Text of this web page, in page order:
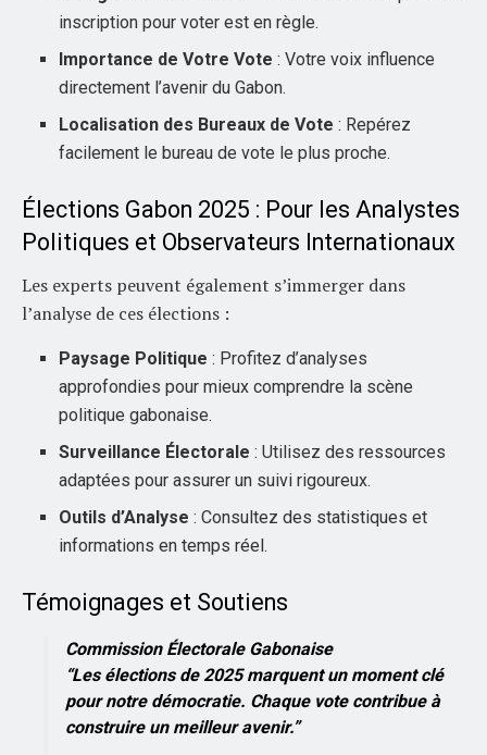
inscription pour voter est en règle.
Importance de Votre Vote : Votre voix influence
directement l’avenir du Gabon.
Localisation des Bureaux de Vote : Repérez
facilement le bureau de vote le plus proche.
Élections Gabon 2025 : Pour les Analystes
Politiques et Observateurs Internationaux
Les experts peuvent également s’immerger dans
l’analyse de ces élections :
Paysage Politique : Profitez d’analyses
approfondies pour mieux comprendre la scène
politique gabonaise.
Surveillance Électorale : Utilisez des ressources
adaptées pour assurer un suivi rigoureux.
Outils d’Analyse : Consultez des statistiques et
informations en temps réel.
Témoignages et Soutiens
Commission Électorale Gabonaise
“Les élections de 2025 marquent un moment clé
pour notre démocratie. Chaque vote contribue à
construire un meilleur avenir.”